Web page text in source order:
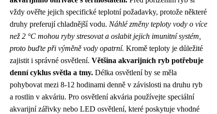
vždy ověřte jejich specifické teplotní požadavky, protože některé
druhy preferují chladnější vodu. Náhlé změny teploty vody o více
než 2 °C mohou ryby stresovat a oslabit jejich imunitní systém,
proto buďte při výměně vody opatrní. Kromě teploty je důležité
zajistit i správné osvětlení. Většina akvarijních ryb potřebuje
denní cyklus světla a tmy. Délka osvětlení by se měla
pohybovat mezi 8-12 hodinami denně v závislosti na druhu ryb
a rostlin v akváriu. Pro osvětlení akvária používejte speciální
akvarijní zářivky nebo LED osvětlení, které poskytuje vhodné